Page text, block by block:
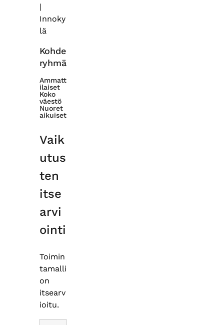
|
Innoky
lä
Kohde
ryhmä
Ammatt
ilaiset
Koko
väestö
Nuoret
aikuiset
Vaik
utus
ten
itse
arvi
ointi
Toimin
tamalli
on
itsearv
ioitu.